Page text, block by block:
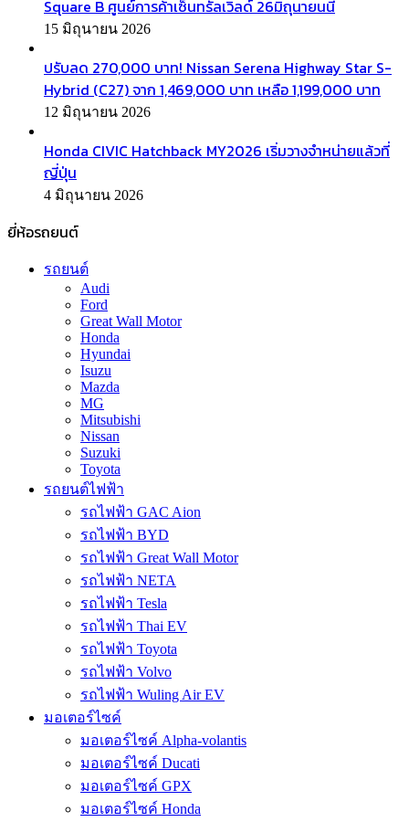
Square B ศูนย์การค้าเซ็นทรัลเวิลด์ 26มิถุนายนนี้
15 มิถุนายน 2026
ปรับลด 270,000 บาท! Nissan Serena Highway Star S-
Hybrid (C27) จาก 1,469,000 บาท เหลือ 1,199,000 บาท
12 มิถุนายน 2026
Honda CIVIC Hatchback MY2026 เริ่มวางจำหน่ายแล้วที่
ญี่ปุ่น
4 มิถุนายน 2026
ยี่ห้อรถยนต์
รถยนต์
Audi
Ford
Great Wall Motor
Honda
Hyundai
Isuzu
Mazda
MG
Mitsubishi
Nissan
Suzuki
Toyota
รถยนต์ไฟฟ้า
รถไฟฟ้า GAC Aion
รถไฟฟ้า BYD
รถไฟฟ้า Great Wall Motor
รถไฟฟ้า NETA
รถไฟฟ้า Tesla
รถไฟฟ้า Thai EV
รถไฟฟ้า Toyota
รถไฟฟ้า Volvo
รถไฟฟ้า Wuling Air EV
มอเตอร์ไซค์
มอเตอร์ไซค์ Alpha-volantis
มอเตอร์ไซค์ Ducati
มอเตอร์ไซค์ GPX
มอเตอร์ไซค์ Honda